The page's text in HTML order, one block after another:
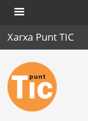
Xarxa Punt TIC
Home
Punt TIC
News